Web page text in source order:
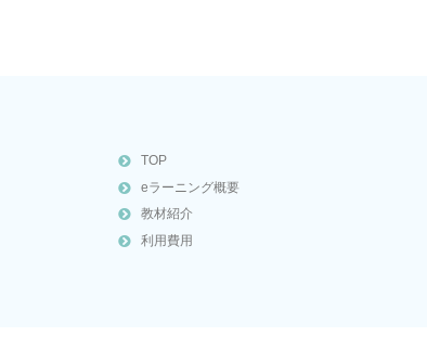
TOP
eラーニング概要
教材紹介
利用費用